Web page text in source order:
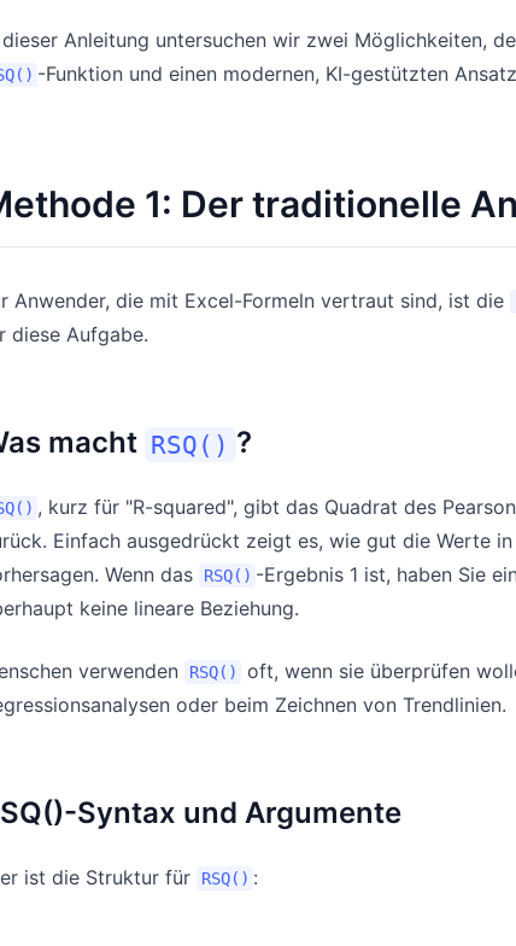
Anleitung untersuchen wir zwei Möglichkeiten,
-Funktion und einen modernen, KI-gestützten
1: Der traditionelle
Anwender, die mit Excel-Formeln vertraut sind, ist die
diese Aufgabe.
macht RSQ() ?
, kurz für "R-squared", gibt das Quadrat des
Einfach ausgedrückt zeigt es, wie gut die Werte
Wenn das
RSQ() -Ergebnis 1 ist, haben Sie
keine lineare Beziehung.
verwenden RSQ()
oft, wenn sie überprüfen
oder beim Zeichnen von Trendlinien.
Syntax und Argumente
ist die Struktur für RSQ() :